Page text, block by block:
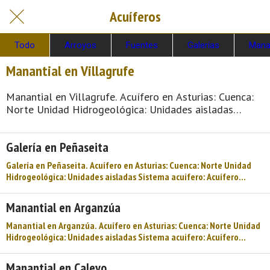
Acuíferos
Todo Arroyos Fuentes Galerías
Manantial en Villagrufe
Manantial en Villagrufe. Acuífero en Asturias: Cuenca:
Norte Unidad Hidrogeológica: Unidades aisladas
Naturaleza: Manantial Uso: Abastecimiento a núcleos
urbanos Perímetro: No se sabe Nota: Si no hay ninguna
indicación, se considera «agua sin garantía sanitaria».
En estos casos los lugareños saben si tradicionalmente
se ha bebido esta agua o si se ha an ...
Galería en Peñaseita
Galería en Peñaseita. Acuífero en Asturias: Cuenca: Norte Unidad
Hidrogeológica: Unidades aisladas Sistema acuifero: Acuífero
de protección Nota: Si no hay ninguna indicación, se considera
«agua sin garantía sanitaria». En estos casos los lugareños saben si
tra ...
Manantial en Arganzúa
Manantial en Arganzúa. Acuífero en Asturias: Cuenca: Norte Unidad
Hidrogeológica: Unidades aisladas Sistema acuifero: Acuífero